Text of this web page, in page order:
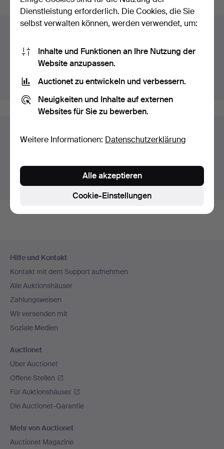
Sie suchen in unserem Archiv der beendeten
Auktionen.
Stattdessen laufende Auktionen anzeigen.
Transporte zur Festpreisen für alle Objekte.
Objekte außerhalb Schweden zeigen
Navigation
Hilfe und Kontakt
Kontakt mit dem Support aufnehmen
Alle Auktionshäuser
Zahlungsweisen
Wir versenden mit
Soziale Medien
Auctionet
Über Auctionet
Offene Stellen
Für Auktionshäuser
Die Auctionet-Garantie
Mehr von Auctionet
Auctionet Magazine
Dienstleistung erforderlich. Die Cookies, die Sie
selbst verwalten können, werden verwendet, um:
Inhalte und Funktionen an Ihre Nutzung der
Website anzupassen.
Auctionet zu entwickeln und verbessern.
Neuigkeiten und Inhalte auf externen
Websites für Sie zu bewerben.
Weitere Informationen: Datenschutzerklärung
Cookie-Einstellungen
Alle akzeptieren